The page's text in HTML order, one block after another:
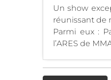
Un show
réunissant de
Parmi eux :
l’ARES de